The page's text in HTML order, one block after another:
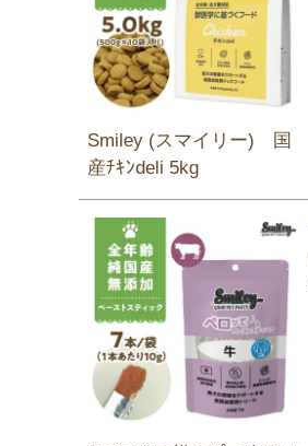
Smiley (スマイリー) 国
産ﾁｷﾝdeli 5kg